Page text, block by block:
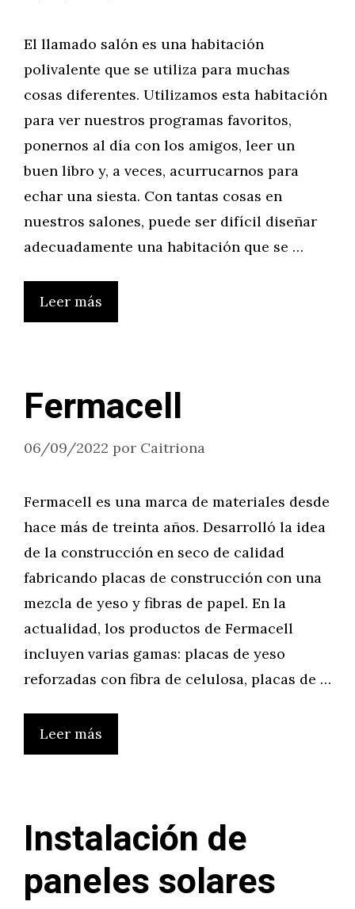
El llamado salón es una habitación
polivalente que se utiliza para muchas
cosas diferentes. Utilizamos esta habitación
para ver nuestros programas favoritos,
ponernos al día con los amigos, leer un
buen libro y, a veces, acurrucarnos para
echar una siesta. Con tantas cosas en
nuestros salones, puede ser difícil diseñar
adecuadamente una habitación que se …
Leer más
Fermacell
06/09/2022 por Caitriona
Fermacell es una marca de materiales desde
hace más de treinta años. Desarrolló la idea
de la construcción en seco de calidad
fabricando placas de construcción con una
mezcla de yeso y fibras de papel. En la
actualidad, los productos de Fermacell
incluyen varias gamas: placas de yeso
reforzadas con fibra de celulosa, placas de …
Leer más
Instalación de
paneles solares